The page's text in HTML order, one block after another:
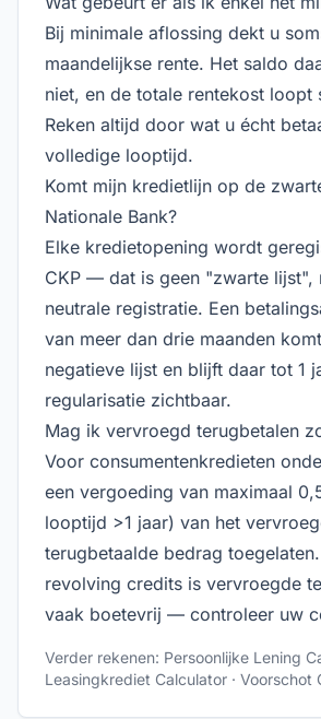
Bij minimale aflossing dekt u
maandelijkse rente. Het saldo
niet, en de totale rentekost loopt
Reken altijd door wat u écht
volledige looptijd.
Komt mijn kredietlijn op de
Nationale Bank?
Elke kredietopening wordt
CKP — dat is geen "zwarte lijst",
neutrale registratie. Een
van meer dan drie maanden
negatieve lijst en blijft daar tot 1
regularisatie zichtbaar.
Mag ik vervroegd terugbetalen
Voor consumentenkredieten
een vergoeding van maximaal
looptijd >1 jaar) van het
terugbetaalde bedrag
revolving credits is vervroegde
vaak boetevrij — controleer uw
Verder rekenen: Persoonlijke Lening
Leasingkrediet Calculator · Voorschot